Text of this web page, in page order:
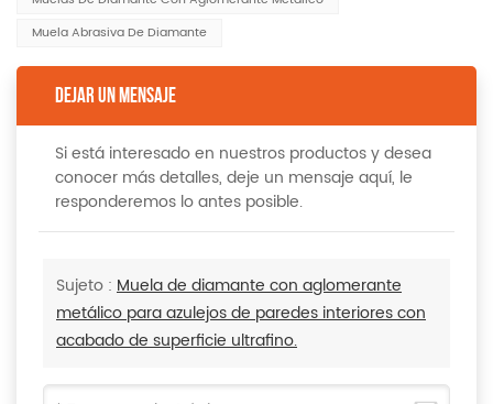
Muela Abrasiva De Diamante
DEJAR UN MENSAJE
Si está interesado en nuestros productos y desea
conocer más detalles, deje un mensaje aquí, le
responderemos lo antes posible.
Sujeto : Muela de diamante con aglomerante
metálico para azulejos de paredes interiores con
acabado de superficie ultrafino.